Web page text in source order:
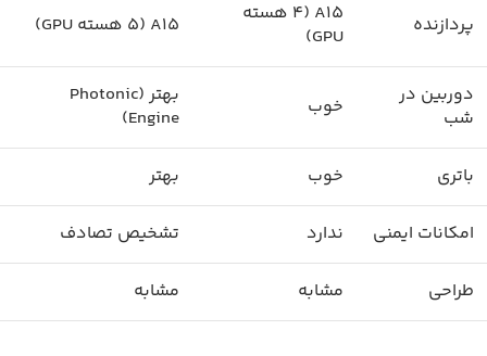
پردازنده
A15 (4 هسته
GPU)
A15 (5 هسته GPU)
دوربین در
شب
خوب
بهتر (Photonic
Engine)
باتری خوب بهتر
امکانات ایمنی ندارد تشخیص تصادف
طراحی مشابه مشابه